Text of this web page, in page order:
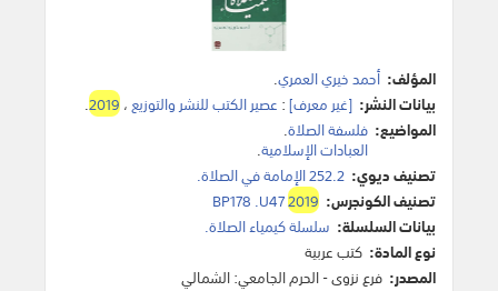
المؤلف: أحمد خيري العمري.
بيانات النشر: [غير معرف]: عصير الكتب للنشر والتوزيع،2019
.
المواضيع: فلسفة الصلاة.
العبادات الإسلامية.
تصنيف ديوي: 252.2 الإمامة في الصلاة.
تصنيف الكونجرس:
BP178 .U472019
بيانات السلسلة: سلسلة كيمياء الصلاة.
نوع المادة: كتب عربية
المصدر: فرع نزوى - الحرم الجامعي: الشمالي